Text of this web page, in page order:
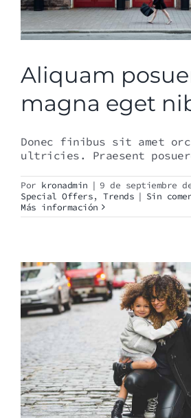
Aliquam
magna eget
Donec finibus sit amet
ultricies. Praesent
Por kronadmin | 9 de septiembre
Special Offers, Trends | Sin
Más información